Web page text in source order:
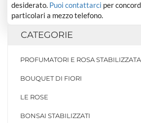
desiderato. Puoi contattarci per
particolari a mezzo telefono.
CATEGORIE
PROFUMATORI E ROSA STABILIZZATA
BOUQUET DI FIORI
LE ROSE
BONSAI STABILIZZATI